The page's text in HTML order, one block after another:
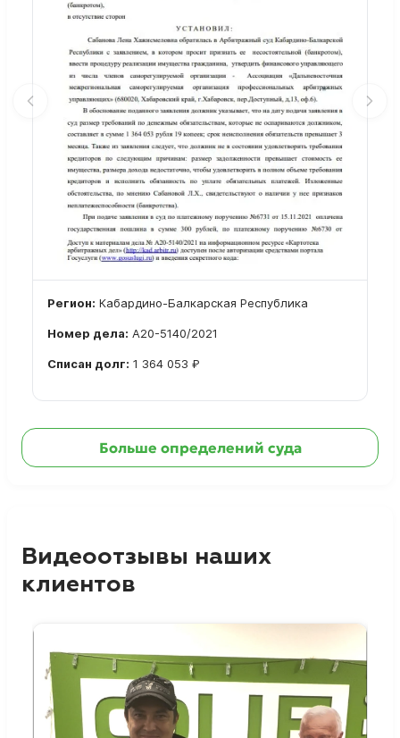
Регион: Кабардино-Балкарская Республика
Номер дела: А20-5140/2021
Списан долг: 1 364 053 ₽
Больше определений суда
Видеоотзывы наших
клиентов